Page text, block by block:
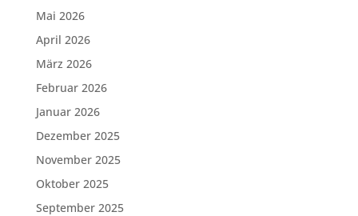
Mai 2026
April 2026
März 2026
Februar 2026
Januar 2026
Dezember 2025
November 2025
Oktober 2025
September 2025